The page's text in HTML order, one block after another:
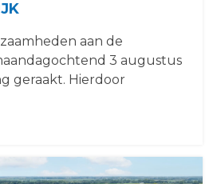
aan de
3 augustus
geraakt. Hierdoor
NA UUR VERHOLPEN BIJ